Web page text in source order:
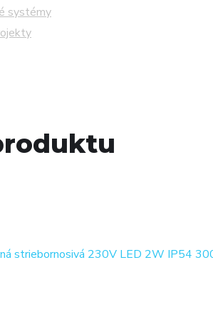
systémy
striebornosivá 230V LED 2W IP54